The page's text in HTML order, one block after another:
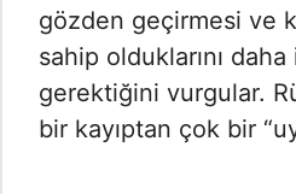
gözden geçirmesi ve
sahip olduklarını daha
gerektiğini vurgular.
bir kayıptan çok bir